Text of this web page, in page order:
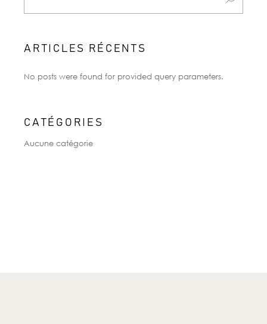
ARTICLES RÉCENTS
No posts were found for provided query parameters.
CATÉGORIES
Aucune catégorie